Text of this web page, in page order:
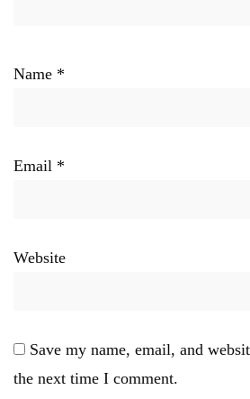
Name *
Email *
Website
Save my name, email, and
the next time I comment.